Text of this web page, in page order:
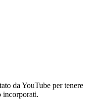
da YouTube per tenere
incorporati.